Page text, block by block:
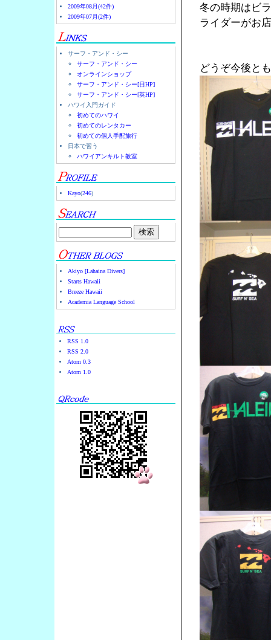
2009年08月(42件)
2009年07月(2件)
サーフ・アンド・シー
サーフ・アンド・シー
オンラインショップ
サーフ・アンド・シー[日HP]
サーフ・アンド・シー[英HP]
ハワイ入門ガイド
初めてのハワイ
初めてのレンタカー
初めての個人手配旅行
日本で習う
ハワイアンキルト教室
Kayo(246)
Akiyo [Lahaina Divers]
Starts Hawaii
Breeze Hawaii
Academia Language School
RSS 1.0
RSS 2.0
Atom 0.3
Atom 1.0
冬の時期はビ
ライダーがお
どうぞ今後と